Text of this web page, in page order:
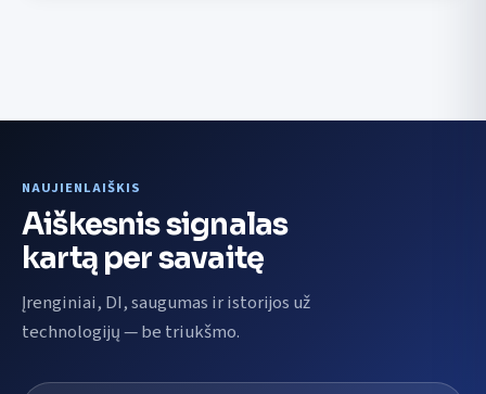
NAUJIENLAIŠKIS
Aiškesnis signalas
kartą per savaitę
Įrenginiai, DI, saugumas ir istorijos už
technologijų — be triukšmo.